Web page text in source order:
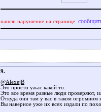
нашли нарушение на странице:
9.
@AlexejB
Это просто ужас какой то.
Это все время разные люди проверяют,
Откуда они там у вас в таком огромном
Вы наверное уже их всех издали по